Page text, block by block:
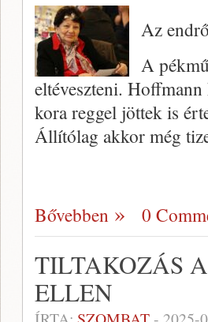
Az
A
eltéveszteni.
kora reggel jöttek is
Állítólag akkor még
Bővebben 0
TILTAKOZÁS
ELLEN